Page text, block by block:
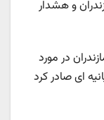
و هشدار
در مورد
ای صادر کرد